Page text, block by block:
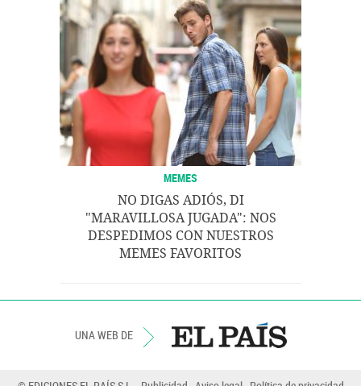
MEMES
NO DIGAS ADIÓS, DI
"MARAVILLOSA JUGADA": NOS
DESPEDIMOS CON NUESTROS
MEMES FAVORITOS
UNA WEB DE